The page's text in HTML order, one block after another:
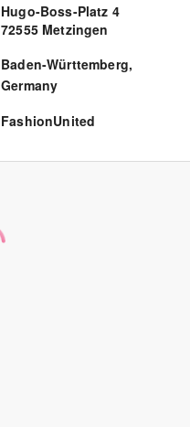
Hugo-Boss-Platz 4
72555 Metzingen
Baden-Württemberg,
Germany
FashionUnited